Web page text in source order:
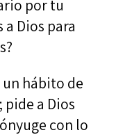
por tu
a Dios para
hábito de
a Dios
con lo